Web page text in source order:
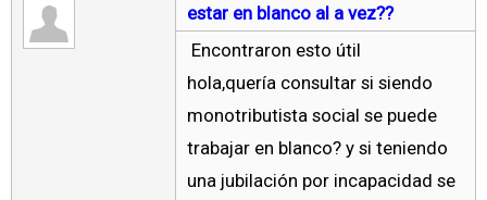
estar en blanco al a vez??
Encontraron esto útil
hola,quería consultar si siendo
monotributista social se puede
trabajar en blanco? y si teniendo
una jubilación por incapacidad se